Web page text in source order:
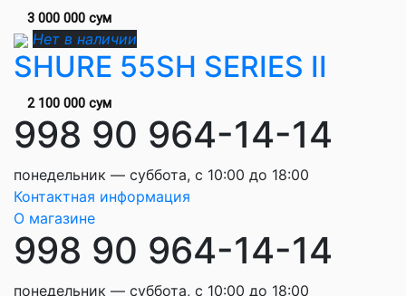
3 000 000 сум
Нет в наличии
SHURE 55SH SERIES II
2 100 000 сум
998 90 964-14-14
понедельник — суббота, с 10:00 до 18:00
Контактная информация
О магазине
998 90 964-14-14
понедельник — суббота, с 10:00 до 18:00